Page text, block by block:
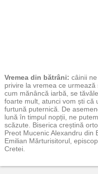
Vremea din bătrâni: câinii
privire la vremea ce
cum mănâncă iarbă, se
foarte mult, atunci vom ști că
furtună puternică. De
lună în timpul nopții, ne
scăzute. Biserica creștină
Preot Mucenic Alexandru din
Emilian Mărturisitorul,
Cretei.